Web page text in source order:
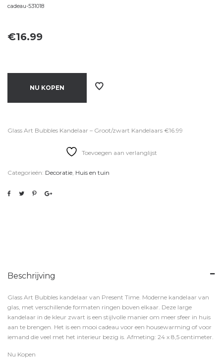
cadeau-531018
€16.99
NU KOPEN
Glass Art Bubbles Kandelaar – Groot/zwart Kandelaars €16.99
Toevoegen aan verlanglijst
Categorieën: Decoratie, Huis en tuin
Beschrijving
Glass Art Bubbles kandelaar van Present Time. Moderne kandelaar van
glas, met verschillende formaten ringen boven elkaar. Deze large
kandelaar in de kleur zwart is een stijlvolle manier om meer sfeer in huis
aan te brengen. Het is een mooi cadeau voor een housewarming of voor
iemand die veel met het interieur bezig is. Afmeting: 24 x 8,5 centimeter.
Nu Kopen